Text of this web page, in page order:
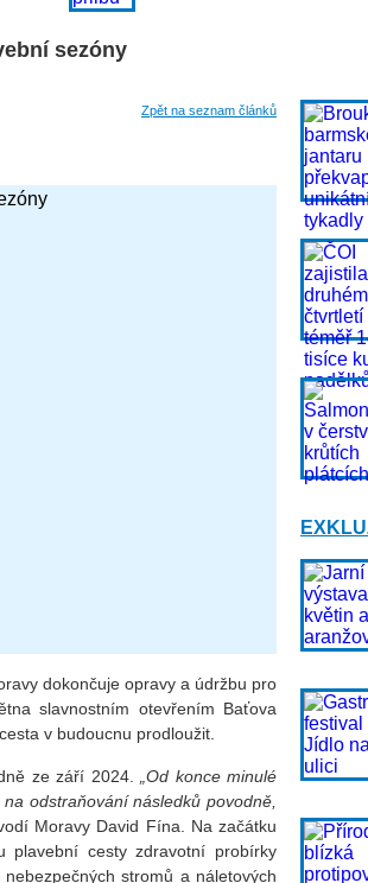
sezóny
Zpět na seznam článků
dokončuje opravy a údržbu pro
slavnostním otevřením Baťova
v budoucnu prodloužit.
ze září 2024.
„Od konce minulé
odstraňování následků povodně,
Moravy David Fína. Na začátku
plavební cesty zdravotní probírky
stromů a náletových